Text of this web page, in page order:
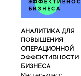
АНАЛИТИКА ДЛЯ
ПОВЫШЕНИЯ
ОПЕРАЦИОННОЙ
ЭФФЕКТИВНОСТИ
БИЗНЕСА